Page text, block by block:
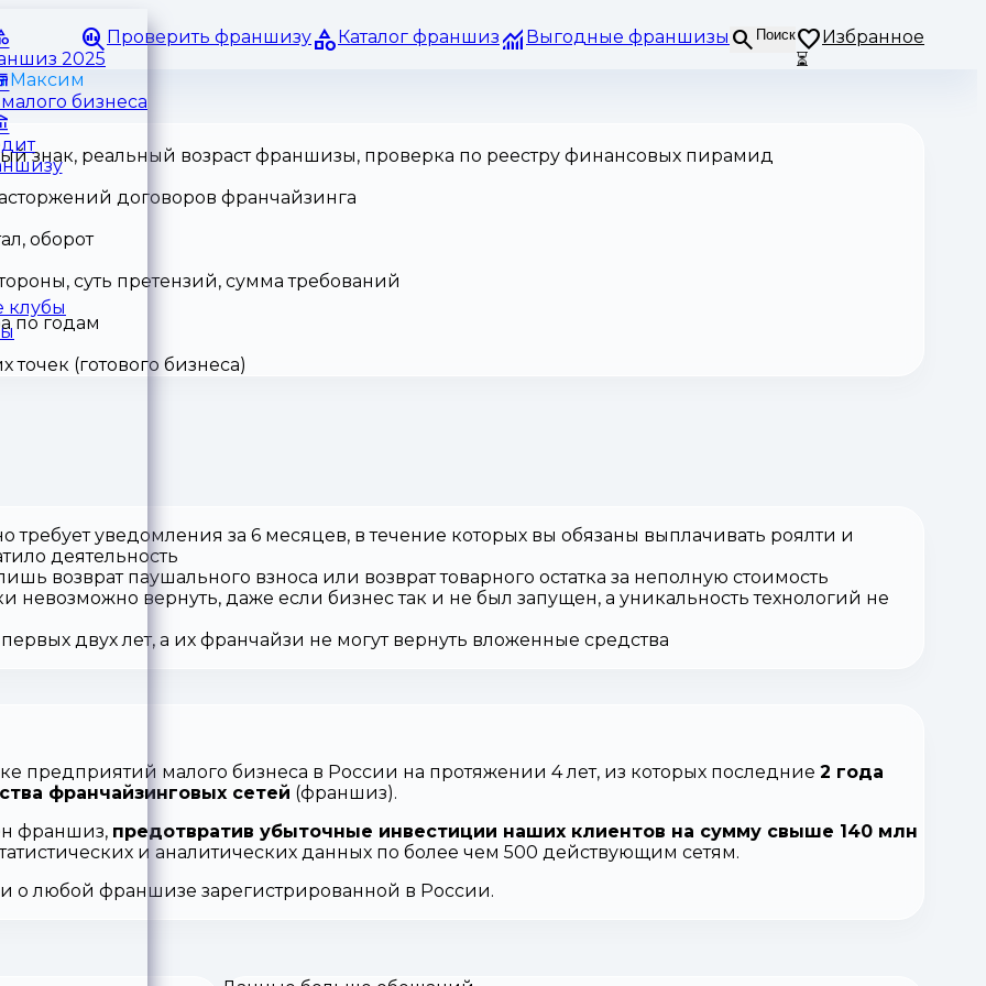
Проверить франшизу Каталог франшиз Выгодные франшизы Поиск
Избранное
⏳
2025
бизнеса
клубы
Максим
знак, реальный возраст франшизы, проверка по реестру финансовых пирамид
договоров франчайзинга
оборот
суть претензий, сумма требований
по годам
(готового бизнеса)
требует уведомления за 6 месяцев, в течение которых вы обязаны выплачивать роялти и
деятельность
возврат паушального взноса или возврат товарного остатка за неполную стоимость
невозможно вернуть, даже если бизнес так и не был запущен, а уникальность технологий не
двух лет, а их франчайзи не могут вернуть вложенные средства
предприятий малого бизнеса в России на протяжении 4 лет, из которых последние 2 года
франчайзинговых сетей (франшиз).
франшиз, предотвратив убыточные инвестиции наших клиентов на сумму свыше 140 млн
и аналитических данных по более чем 500 действующим сетям.
о любой франшизе зарегистрированной в России.